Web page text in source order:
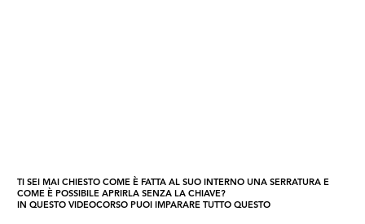
TI SEI MAI CHIESTO COME È FATTA AL SUO INTERNO UNA SERRATURA E
COME È POSSIBILE APRIRLA SENZA LA CHIAVE?
IN QUESTO VIDEOCORSO PUOI IMPARARE TUTTO QUESTO